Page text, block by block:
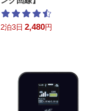
2泊3日 2,480円